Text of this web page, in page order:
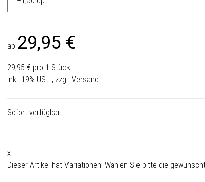
ab 29,95 €
29,95 € pro 1 Stück
inkl. 19% USt. , zzgl. Versand
Sofort verfügbar
x
Dieser Artikel hat Variationen. Wählen Sie bitte die